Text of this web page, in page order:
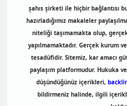
şahıs şirketi ile hiçbir bağlantısı
hazırladığımız makaleler
niteliği taşımamakta olup,
yapılmamaktadır. Gerçek kurum
tesadüfidir. Sitemiz, kar amacı
paylaşım platformudur. Hukuka
düşündüğünüz içerikleri,
bildirmeniz halinde, ilgili